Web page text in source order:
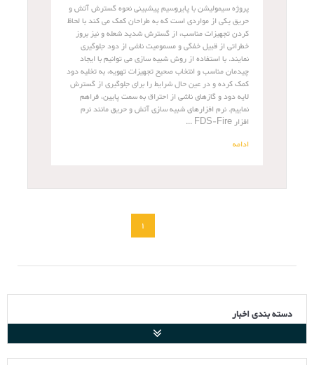
پروژه سیمولیشن با پایروسیم پیشبینی نحوه گسترش آتش و
حریق یکی از مواردی است که به طراحان کمک می کند با لحاظ
کردن تجهیزات مناسب، از گسترش شدید شعله و نیز بروز
خطراتی از قبیل خفگی و مسمومیت ناشی از دود جلوگیری
نمایند. با استفاده از روش شبیه سازی می توانیم با ایجاد
چیدمان مناسب و انتخاب صحیح تجهیزات تهویه، به تخلیه دود
کمک کرده و در عین حال شرایط را برای جلوگیری از گسترش
لایه دود و گازهای ناشی از احتراق به سمت پایین، فراهم
نماییم. نرم افزارهای شبیه سازی آتش و حریق مانند نرم
افزار FDS-Fire ...
ادامه
1
دسته بندی اخبار